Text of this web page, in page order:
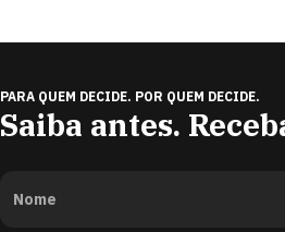
PARA QUEM DECIDE. POR QUEM DECIDE.
Saiba antes.
Nome